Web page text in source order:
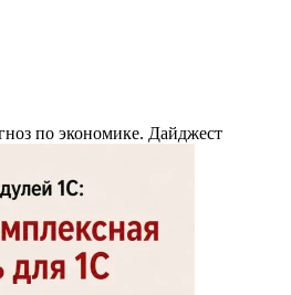
по экономике. Дайджест